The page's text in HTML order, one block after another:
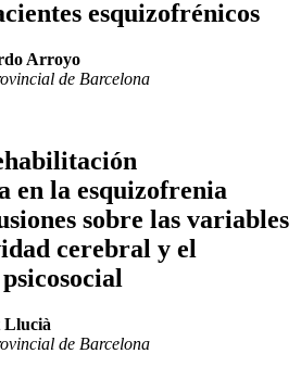
esquizofrénicos
Arroyo
de Barcelona
en la esquizofrenia
sobre las variables
cerebral y el
Llucià
de Barcelona